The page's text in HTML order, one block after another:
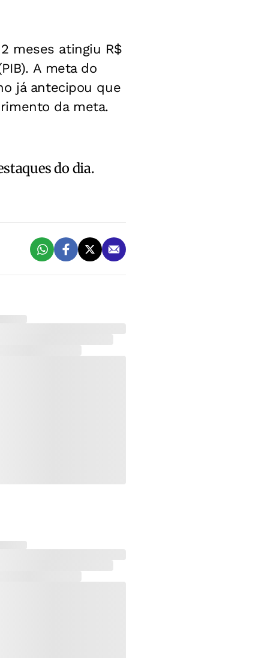
meses atingiu R$
A meta do
já antecipou que
da meta.
do dia.